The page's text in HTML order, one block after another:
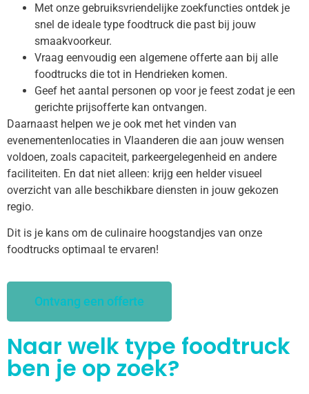
Met onze gebruiksvriendelijke zoekfuncties ontdek je
snel de ideale type foodtruck die past bij jouw
smaakvoorkeur.
Vraag eenvoudig een algemene offerte aan bij alle
foodtrucks die tot in Hendrieken komen.
Geef het aantal personen op voor je feest zodat je een
gerichte prijsofferte kan ontvangen.
Daarnaast helpen we je ook met het vinden van
evenementenlocaties in Vlaanderen die aan jouw wensen
voldoen, zoals capaciteit, parkeergelegenheid en andere
faciliteiten. En dat niet alleen: krijg een helder visueel
overzicht van alle beschikbare diensten in jouw gekozen
regio.
Dit is je kans om de culinaire hoogstandjes van onze
foodtrucks optimaal te ervaren!
Ontvang een offerte
Naar welk type foodtruck
ben je op zoek?